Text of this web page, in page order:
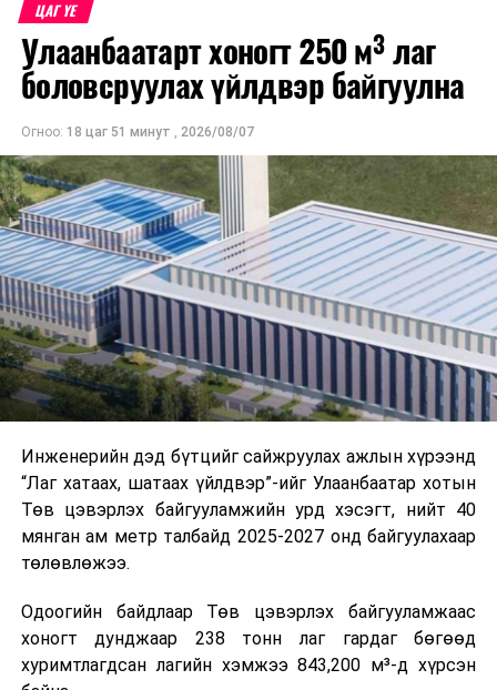
зохион байгуулалтын онцлог, зочид, төлөөлөгчдийн
ангилал, үйлчилгээний стандарт, жолооч нарын үүрэг
хариуцлага, сахилга бат, үйлчилгээний соёл, ёс зүй,
мэргэжлийн харилцааны талаар нэгдсэн мэдээлэл
өгчээ.
Түүнчлэн зочдыг нисэх буудлаас угтан авах, зочид
буудал болон арга хэмжээний байршилд хүргэх үе
шат, маршрут, хөдөлгөөний зохион байгуулалт,
цагийн менежмент, мэдээлэл дамжуулах журам,
холбогдох байгууллагуудын уялдаа холбоо, аюулгүй
ажиллагааны чиглэлээр жолооч нарыг сургалт, арга
зүйгээр хангаж байна.
Мөн зам тээврийн осол, саатал болон бусад эрсдэл,
онцгой нөхцөл үүссэн үед авах арга хэмжээ, ачаалал
өдөр тутмын ажлын бэлэн байдлыг хангах зэрэг
практик ур чадварыг сургалтын хөтөлбөрт тусгажээ.
Сургалтыг танилцуулах лекц, асуулт-хариулт,
жишээнд суурилсан сургалт, багаар ажиллах дасгал,
танилцах, онцгой нөхцөлд ажиллах дадлага зэрэг
онол, практик хосолсон хэлбэрээр зохион байгуулж
байна.
ЦАГ ҮЕ
Улаанбаатарт хоногт 250 м³ лаг
боловсруулах үйлдвэр байгуулна
Огноо: 18 цаг 51 минут , 2026/08/07
Инженерийн дэд бүтцийг сайжруулах ажлын хүрээнд
“Лаг хатаах, шатаах үйлдвэр”-ийг Улаанбаатар хотын
Төв цэвэрлэх байгууламжийн урд хэсэгт, нийт 40
мянган ам метр талбайд 2025-2027 онд байгуулахаар
төлөвлөжээ.
Одоогийн байдлаар Төв цэвэрлэх байгууламжаас
хоногт дунджаар 238 тонн лаг гардаг бөгөөд
хуримтлагдсан лагийн хэмжээ 843,200 м³-д хүрсэн